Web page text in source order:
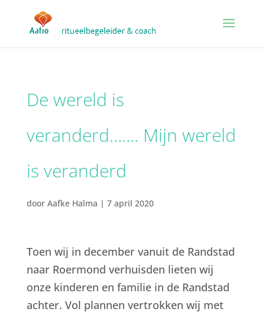
De wereld is
veranderd……. Mijn wereld
is veranderd
door Aafke Halma | 7 april 2020
Toen wij in december vanuit de Randstad
naar Roermond verhuisden lieten wij
onze kinderen en familie in de Randstad
achter. Vol plannen vertrokken wij met